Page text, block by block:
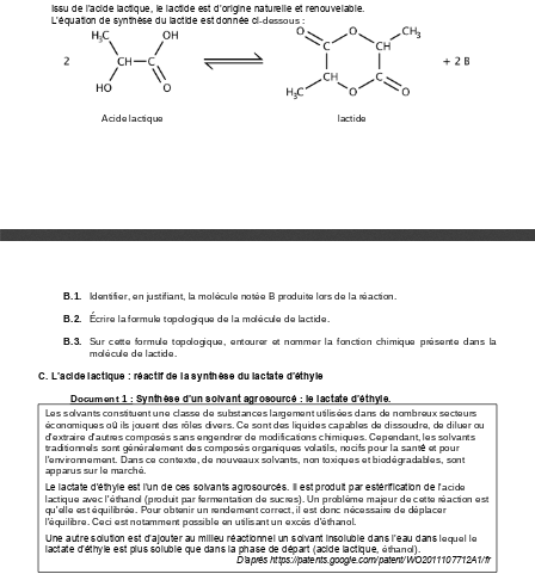
Issu de l’acide lactique, le lactide est d’origine naturelle et renouvelable.
L’équation de synthèse du lactide est donnée ci-dessous :
Acide lactique lactide
B.1.
Identifier, en justifiant, la molécule notée B produite lors de la réaction.
B.2.
Écrire la formule topologique de la molécule de lactide.
B.3.
Sur  cette  formule  topologique,  entourer  et  nommer  la  fonction  chimique  présente dans  la
molécule de lactide.
C. L’acide lactique : réactif de la synthèse du lactate d’éthyle
Document 1 : Synthèse d’un solvant agrosourcé : le lactate d’éthyle.
Les solvants constituent une classe de substances largement utilisées dans de nombreux secteurs
économiques où ils jouent des rôles divers. Ce sont des liquides capables de dissoudre, de diluer ou
d'extraire d'autres composés sans engendrer de modifications chimiques. Cependant, les solvants
traditionnels sont généralement des composés organiques volatils, nocifs pour la santé et pour
l'environnement. Dans ce contexte, de nouveaux solvants, non toxiques et biodégradables, sont
apparus sur le marché.
Le lactate d'éthyle est l’un de ces solvants agrosourcés. Il est produit par estérification de l'acide
lactique avec l'éthanol (produit par fermentation de sucres). Un problème majeur de cette réaction est
qu'elle est équilibrée. Pour obtenir un rendement correct, il est donc nécessaire de déplacer
l'équilibre. Ceci est notamment possible en utilisant un excès d'éthanol.
Une autre solution est d’ajouter au milieu réactionnel un solvant insoluble dans l’eau dans lequel le
lactate d’éthyle est plus soluble que dans la phase de départ (acide lactique, éthanol).
D’après https://patents.google.com/patent/WO2011107712A1/fr